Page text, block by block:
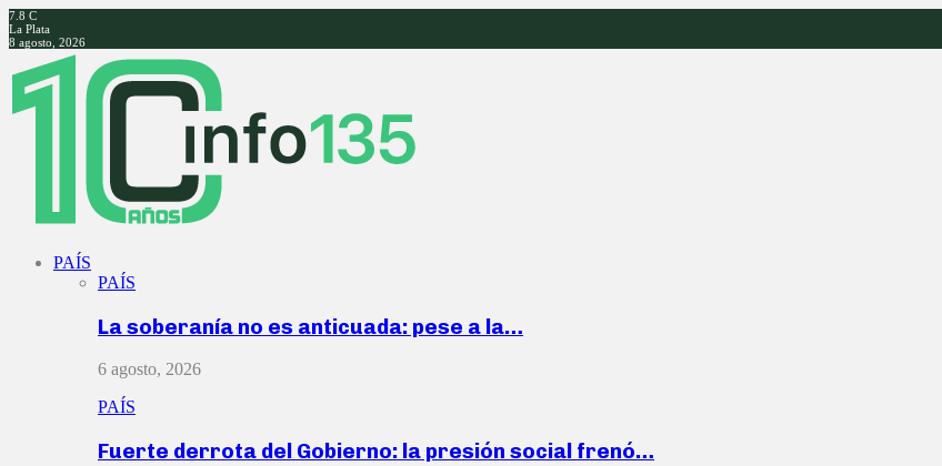
7.8 C
La Plata
8 agosto, 2026
Facebook
Twitter
Instagram
Youtube
PAÍS
PAÍS
La soberanía no es anticuada: pese a la…
6 agosto, 2026
PAÍS
Fuerte derrota del Gobierno: la presión social frenó…